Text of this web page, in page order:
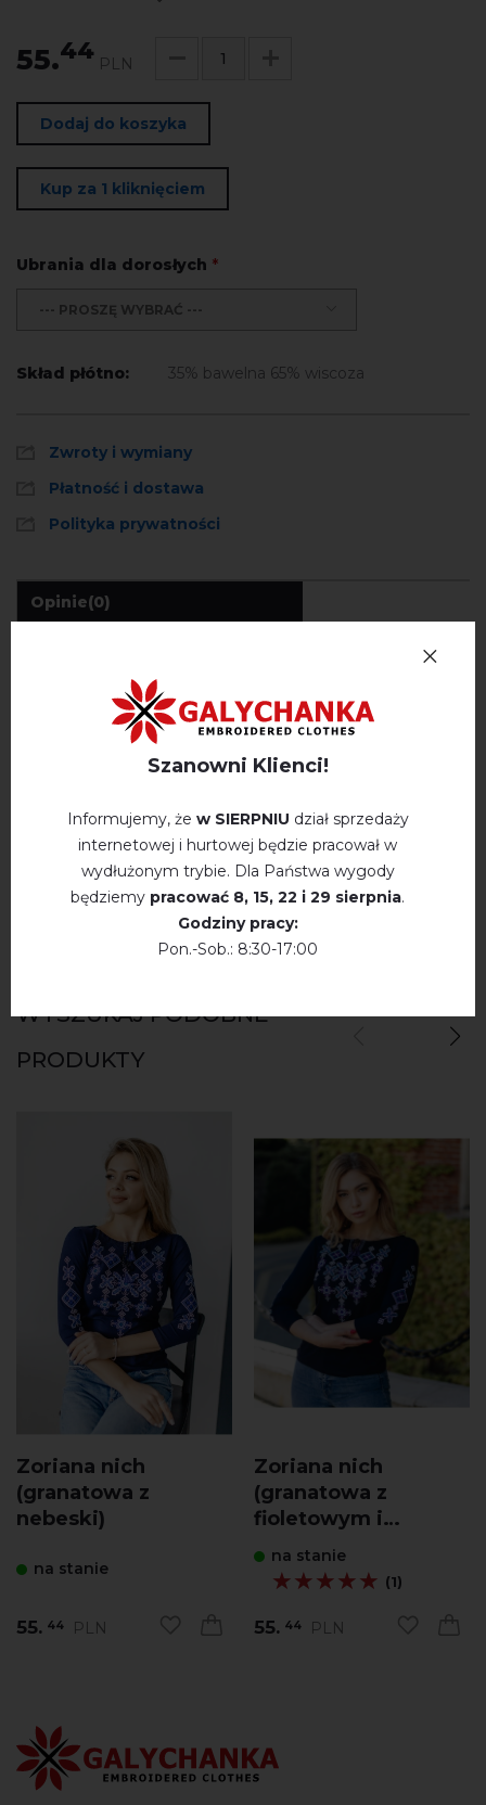
55.44 PLN
Dodaj do koszyka
Kup za 1 kliknięciem
Ubrania dla dorosłych *
--- PROSZĘ WYBRAĆ ---
Skład płótno: 35% bawelna 65% wiscoza
Zwroty i wymiany
Płatność i dostawa
Polityka prywatności
Opinie(0)
OPINIE O KVITKOVUY RUTM (NIEBIESKI)
napisz opinie Kvitkovuy rutm (niebieski)
WYSZUKAJ PODOBNE
PRODUKTY
Zoriana nich
(granatowa z
nebeski)
na stanie
55. 44 PLN
Zoriana nich
(granatowa z
fioletowym i
niebieskim)
na stanie
★★★★★
★★★★★ (1)
55. 44 PLN
Szanowni Klienci!
Informujemy, że w SIERPNIU dział sprzedaży
internetowej i hurtowej będzie pracował w
wydłużonym trybie. Dla Państwa wygody
będziemy pracować 8, 15, 22 і 29 sierpnia.
Godziny pracy:
Pon.-Sob.: 8:30-17:00